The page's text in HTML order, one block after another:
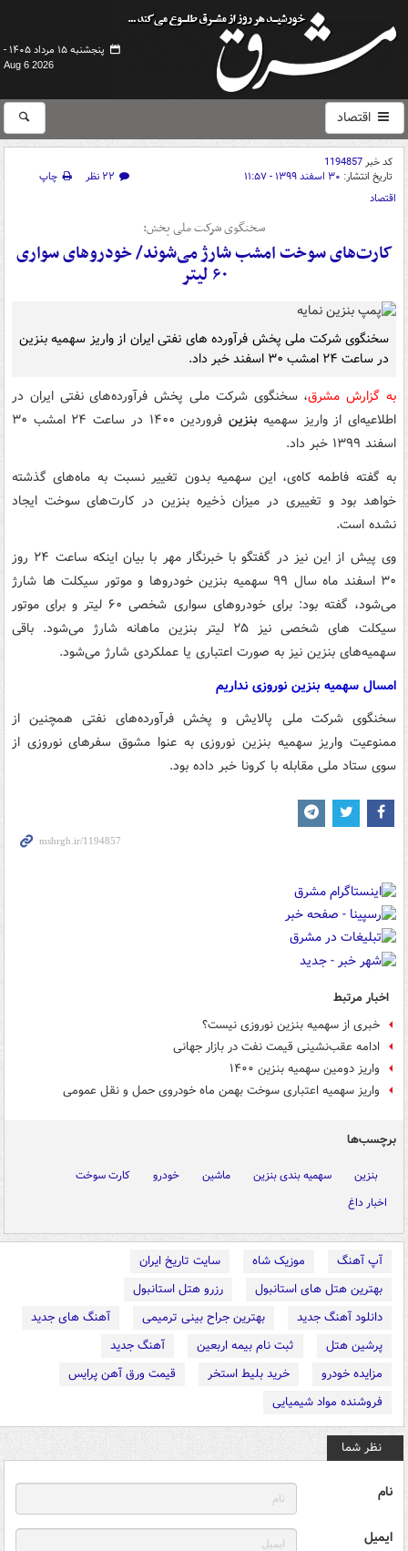
پنجشنبه ۱۵ مرداد ۱۴۰۵ -
Aug 6 2026
اقتصاد
کد خبر1194857
تاریخ انتشار: ۳۰ اسفند ۱۳۹۹ - ۱۱:۵۷ ۲۲ نظر
چاپ
اقتصاد
سخنگوی شرکت ملی پخش:
کارت‌های سوخت امشب شارژ می‌شوند/ خودروهای سواری
۶۰ لیتر
سخنگوی شرکت ملی پخش فرآورده های نفتی ایران از واریز سهمیه بنزین
در ساعت ۲۴ امشب ۳۰ اسفند خبر داد.
به گزارش مشرق، سخنگوی شرکت ملی پخش فرآورده‌های نفتی ایران در
اطلاعیه‌ای از واریز سهمیه بنزین
فروردین ۱۴۰۰ در ساعت ۲۴ امشب ۳۰
اسفند ۱۳۹۹ خبر داد.
به گفته فاطمه کاه‌ی، این سهمیه بدون تغییر نسبت به ماه‌های گذشته
خواهد بود و تغییری در میزان ذخیره بنزین در کارت‌های سوخت ایجاد
نشده است.
وی پیش از این نیز در گفتگو با خبرنگار مهر با بیان اینکه ساعت ۲۴ روز
۳۰ اسفند ماه سال ۹۹ سهمیه بنزین خودروها و موتور سیکلت ها شارژ
می‌شود، گفته بود: برای خودروهای سواری شخصی ۶۰ لیتر و برای موتور
سیکلت های شخصی نیز ۲۵ لیتر بنزین ماهانه شارژ می‌شود. باقی
سهمیه‌های بنزین نیز به صورت اعتباری یا عملکردی شارژ می‌شود.
امسال سهمیه بنزین نوروزی نداریم
سخنگوی شرکت ملی پالایش و پخش فرآورده‌های نفتی همچنین از
ممنوعیت واریز سهمیه بنزین نوروزی به عنوا مشوق سفرهای نوروزی از
سوی ستاد ملی مقابله با کرونا خبر داده بود.
اخبار مرتبط
خبری از سهمیه بنزین نوروزی نیست؟
ادامه عقب‌نشینی قیمت نفت در بازار جهانی
واریز دومین سهمیه بنزین ۱۴۰۰
واریز سهمیه اعتباری سوخت بهمن ماه خودروی حمل و نقل عمومی
برچسب‌ها
بنزین سهمیه بندی بنزین ماشین خودرو
کارت سوخت
اخبار داغ
آپ آهنگ موزیک شاه
سایت تاریخ ایران
بهترین هتل های استانبول
رزرو هتل استانبول
دانلود آهنگ جدید
بهترین جراح بینی ترمیمی
آهنگ های جدید
پرشین هتل
ثبت نام بیمه اربعین
آهنگ جدید
مزایده خودرو
خرید بلیط استخر
قیمت ورق آهن پرایس
فروشنده مواد شیمیایی
نظر شما
نام
ایمیل